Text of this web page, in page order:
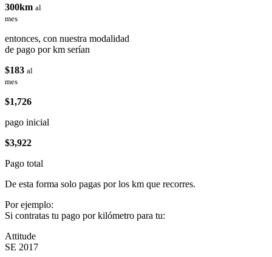
300km al
mes
entonces, con nuestra modalidad
de pago por km serían
$183 al
mes
$1,726
pago inicial
$3,922
Pago total
De esta forma solo pagas por los km que recorres.
Por ejemplo:
Si contratas tu pago por kilómetro para tu:
Attitude
SE 2017